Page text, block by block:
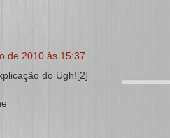
de 2010 às 15:37
do Ugh![2]